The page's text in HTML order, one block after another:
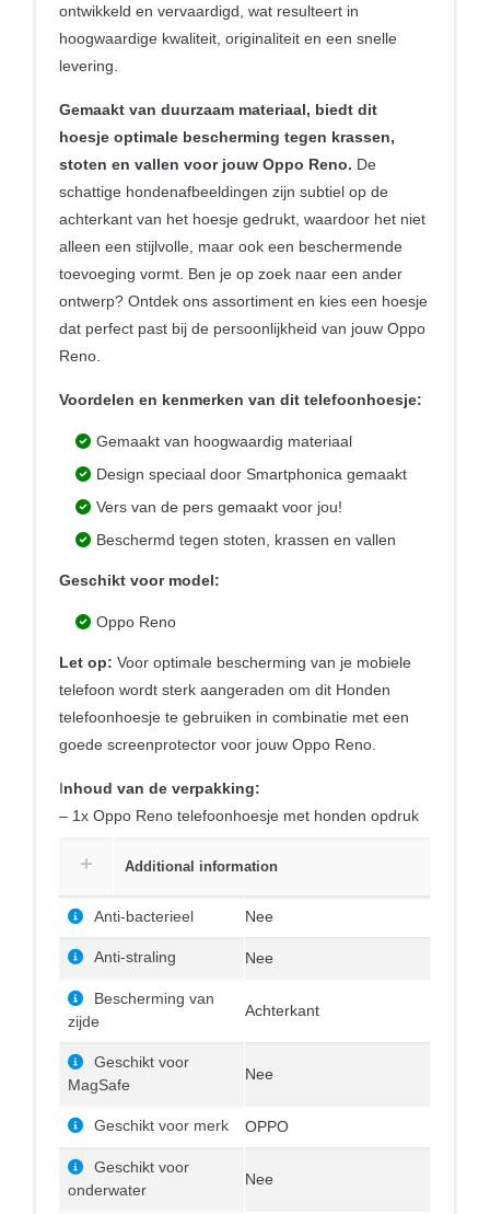
ontwikkeld en vervaardigd, wat resulteert in
hoogwaardige kwaliteit, originaliteit en een snelle
levering.
Gemaakt van duurzaam materiaal, biedt dit
hoesje optimale bescherming tegen krassen,
stoten en vallen voor jouw Oppo Reno. De
schattige hondenafbeeldingen zijn subtiel op de
achterkant van het hoesje gedrukt, waardoor het niet
alleen een stijlvolle, maar ook een beschermende
toevoeging vormt. Ben je op zoek naar een ander
ontwerp? Ontdek ons assortiment en kies een hoesje
dat perfect past bij de persoonlijkheid van jouw Oppo
Reno.
Voordelen en kenmerken van dit telefoonhoesje:
Gemaakt van hoogwaardig materiaal
Design speciaal door Smartphonica gemaakt
Vers van de pers gemaakt voor jou!
Beschermd tegen stoten, krassen en vallen
Geschikt voor model:
Oppo Reno
Let op: Voor optimale bescherming van je mobiele
telefoon wordt sterk aangeraden om dit Honden
telefoonhoesje te gebruiken in combinatie met een
goede screenprotector voor jouw Oppo Reno.
Inhoud van de verpakking:
– 1x Oppo Reno telefoonhoesje met honden opdruk
Additional information
Anti-bacterieel Nee
Anti-straling Nee
Bescherming van
zijde
Achterkant
Geschikt voor
MagSafe
Nee
Geschikt voor merk OPPO
Geschikt voor
onderwater
Nee